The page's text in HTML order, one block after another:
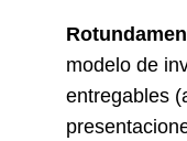
modelo de
entregables